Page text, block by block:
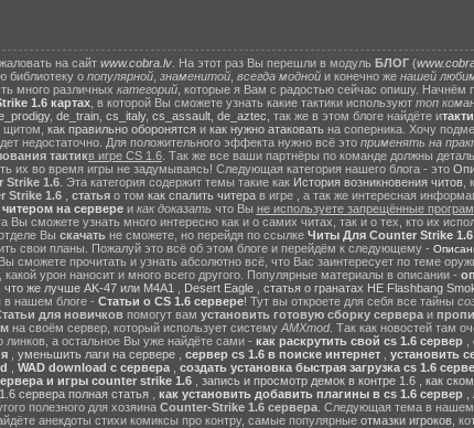
на сайт www.cobra.lv . На этот раз Вы перешли в модуль БЛОГ (
библиотеку о популярной знаменитой всегда модной и конечно же нашей
много различных категорий , которые я Вам с радостью сейчас опишу. Начнём
1.6 картах, в которой Вы сможете узнать какие тактики используют топ
, de_train, cs_italy, cs_assault, de_aztec , так же в этом блоге найдёте и
щитом, как правильно оборонятся и как нужно атаковать на соперника. Хочу
недостаточно. Для положительного эффекта нужно всё это применять на
тактикв игре CS 1.6 . Так же все ваши партнёры по команде должны
их во время игры не задумываясь! Следующая категория нашего блога - это
Strike 1.6 . Эта категория содержит темы такие как История возникновения читов ,
Strike 1.6 статья о том как спалить читера в игре , а так же интересная
на сервереи как доказать что Вы не используете запрещённые
Вы сможете узнать много интересно как и о самих читах, так и о тех, кто их
Вы скачатьне сможете, но перейдя по ссылке Читы Для Counter Strike 1.6
свои планы. Пожалуй это всё об этом блоге и перейдём к следующему -
сможете прочитать и узнать абсолютно всё, что Вас заинтересует по теме
какой урон наносит и много всего другого. Популярные материалы в описании -
что же лучше AK-47 или M4A1 Desert Eagle статья о гранатах HE Flashbang
в нашем блоге - Статьи о CS 1.6 сервере! Тут вы откроете для себя все тайны
для новичков помогут вам установить готовую сборку сервера и
на своём сервер, который использует систему AMXmod. Так как новостей там
линков, а остальное Вы уже найдёте сами - как раскрутить свой cs 1.6 сервер
уменьшить лаги на сервере сервер cs 1.6 в поиске интернет
установить
WAD download с сервера, создать установка быстрая загрузка cs 1.6
и игры counter strike 1.6
запись и просмотр демок в контре 1.6 как
сервера полная статья, как установить добавить плагины в cs 1.6 сервер,
полезного для хозяина Counter-Strike 1.6 сервера . Следующая тема в нашем
анекдоты стихи комиксы про контру, самые популярные отмазки игроков ,